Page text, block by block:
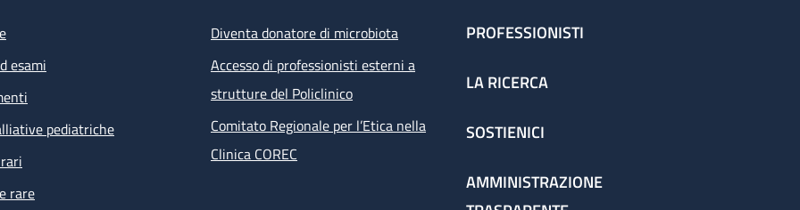
esami
pediatriche
rare
Diventa donatore di microbiota
Accesso di professionisti esterni a
strutture del Policlinico
Comitato Regionale per l’Etica nella
Clinica COREC
PROFESSIONISTI
LA RICERCA
SOSTIENICI
AMMINISTRAZIONE